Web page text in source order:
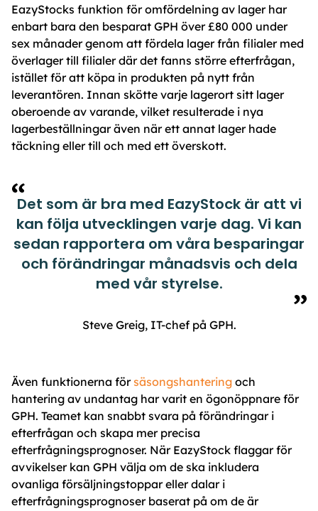
EazyStocks funktion för omfördelning av lager har
enbart bara den besparat GPH över £80 000 under
sex månader genom att fördela lager från filialer med
överlager till filialer där det fanns större efterfrågan,
istället för att köpa in produkten på nytt från
leverantören. Innan skötte varje lagerort sitt lager
oberoende av varande, vilket resulterade i nya
lagerbeställningar även när ett annat lager hade
täckning eller till och med ett överskott.
Det som är bra med EazyStock är att vi
kan följa utvecklingen varje dag. Vi kan
sedan rapportera om våra besparingar
och förändringar månadsvis och dela
med vår styrelse.
Steve Greig, IT-chef på GPH.
Även funktionerna försäsongshantering och
hantering av undantag har varit en ögonöppnare för
GPH. Teamet kan snabbt svara på förändringar i
efterfrågan och skapa mer precisa
efterfrågningsprognoser. När EazyStock flaggar för
avvikelser kan GPH välja om de ska inkludera
ovanliga försäljningstoppar eller dalar i
efterfrågningsprognoser baserat på om de är